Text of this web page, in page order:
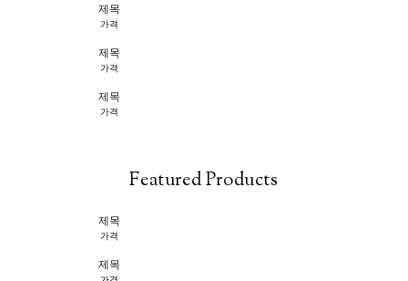
제목
가격
제목
가격
제목
가격
Featured Products
제목
가격
제목